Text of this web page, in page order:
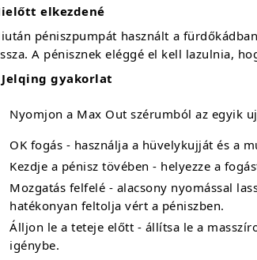
elkezdené
péniszpumpát használt a
A pénisznek eléggé el kell lazulnia,
Jelqing gyakorlat
Nyomjon a Max Out szérumból az egyik
OK fogás - használja a hüvelykujját és a
Kezdje a pénisz tövében - helyezze a
Mozgatás felfelé - alacsony nyomással
hatékonyan feltolja vért a péniszben.
Álljon le a teteje előtt - állítsa le a
igénybe.